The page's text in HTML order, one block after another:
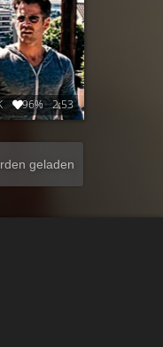
96% 2:53
geladen